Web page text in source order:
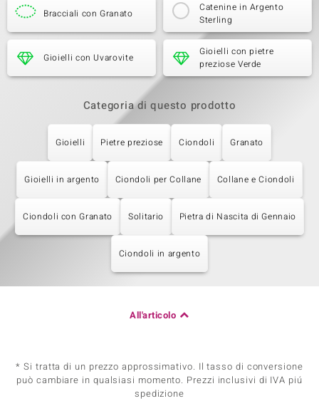
Bracciali con Granato
Catenine in Argento
Sterling
Gioielli con Uvarovite
Gioielli con pietre
preziose Verde
Categoria di questo prodotto
Gioielli Pietre preziose Ciondoli Granato
Gioielli in argento Ciondoli per Collane Collane e Ciondoli
Ciondoli con Granato Solitario Pietra di Nascita di Gennaio
Ciondoli in argento
All'articolo
* Si tratta di un prezzo approssimativo. Il tasso di conversione
può cambiare in qualsiasi momento. Prezzi inclusivi di IVA piú
spedizione